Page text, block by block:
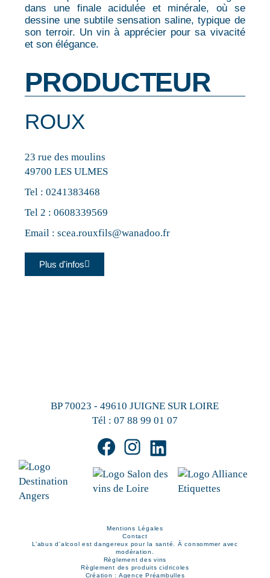
dans une finale acidulée et minérale, où se
dessine une subtile sensation saline, typique de
son terroir. Un vin à apprécier pour sa vivacité
et son élégance.
PRODUCTEUR
ROUX
23 rue des moulins
49700 LES ULMES
Tel :0241383468
Tel 2 :0608339569
Email :scea.rouxfils@wanadoo.fr
Plus d'infos
BP 70023 - 49610 JUIGNE SUR LOIRE
Tél : 07 88 99 01 07
Mentions Légales
Contact
L’abus d’alcool est dangereux pour la santé. À consommer avec
modération.
Règlement des vins
Règlement des produits cidricoles
Création : Agence Préambulles